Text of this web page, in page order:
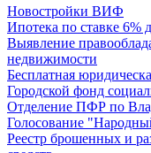
Новостройки ВИФ
Ипотека по ставке 6%
Выявление
недвижимости
Бесплатная
Городской фонд
Отделение ПФР по
Голосование
Реестр брошенных и